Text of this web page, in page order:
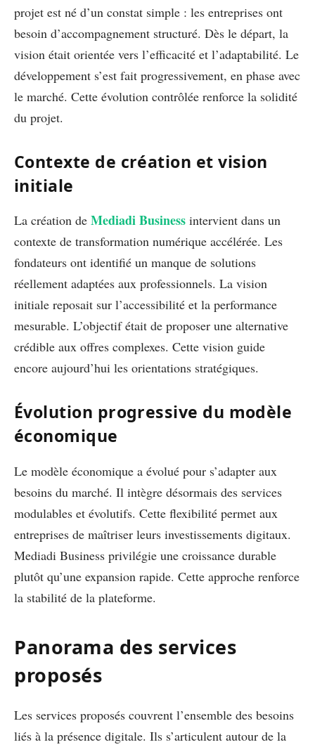
projet est né d’un constat simple : les entreprises ont
besoin d’accompagnement structuré. Dès le départ, la
vision était orientée vers l’efficacité et l’adaptabilité. Le
développement s’est fait progressivement, en phase avec
le marché. Cette évolution contrôlée renforce la solidité
du projet.
Contexte de création et vision
initiale
La création de Mediadi Business intervient dans un
contexte de transformation numérique accélérée. Les
fondateurs ont identifié un manque de solutions
réellement adaptées aux professionnels. La vision
initiale reposait sur l’accessibilité et la performance
mesurable. L’objectif était de proposer une alternative
crédible aux offres complexes. Cette vision guide
encore aujourd’hui les orientations stratégiques.
Évolution progressive du modèle
économique
Le modèle économique a évolué pour s’adapter aux
besoins du marché. Il intègre désormais des services
modulables et évolutifs. Cette flexibilité permet aux
entreprises de maîtriser leurs investissements digitaux.
Mediadi Business privilégie une croissance durable
plutôt qu’une expansion rapide. Cette approche renforce
la stabilité de la plateforme.
Panorama des services
proposés
Les services proposés couvrent l’ensemble des besoins
liés à la présence digitale. Ils s’articulent autour de la